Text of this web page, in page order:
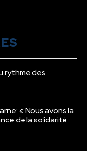
rythme des
« Nous avons la
de la solidarité